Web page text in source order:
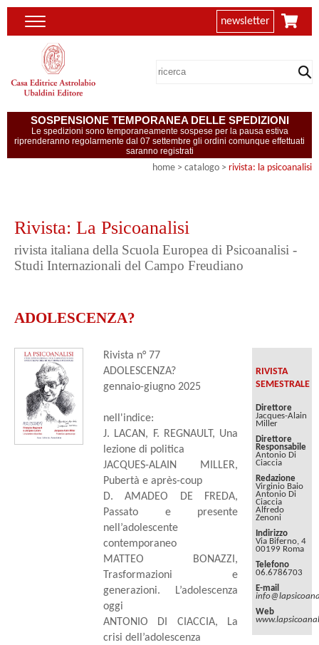
newsletter
SOSPENSIONE TEMPORANEA DELLE SPEDIZIONI
Le spedizioni sono temporaneamente sospese per la pausa estiva
riprenderanno regolarmente dal 07 settembre gli ordini comunque effettuati
saranno registrati
home > catalogo > rivista: la psicoanalisi
Rivista: La Psicoanalisi
rivista italiana della Scuola Europea di Psicoanalisi -
Studi Internazionali del Campo Freudiano
ADOLESCENZA?
Rivista n° 77
ADOLESCENZA?
gennaio-giugno 2025
nell'indice:
J. LACAN, F. REGNAULT, Una
lezione di politica
JACQUES-ALAIN MILLER,
Pubertà e après-coup
D. AMADEO DE FREDA,
Passato e presente
nell’adolescente
contemporaneo
MATTEO BONAZZI,
Trasformazioni e
generazioni. L’adolescenza
oggi
ANTONIO DI CIACCIA, La
crisi dell’adolescenza
RIVISTA
SEMESTRALE
Direttore
Jacques-Alain
Miller
Direttore
Responsabile
Antonio Di
Ciaccia
Redazione
Virginio Baio
Antonio Di
Ciaccia
Alfredo
Zenoni
Indirizzo
Via Biferno, 4
00199 Roma
Telefono
06.6786703
E-mail
Web